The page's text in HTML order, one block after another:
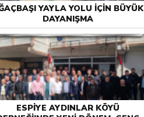
YAYLA YOLU İÇIN BÜYÜK
DAYANIŞMA
ESPIYE AYDINLAR KÖYÜ